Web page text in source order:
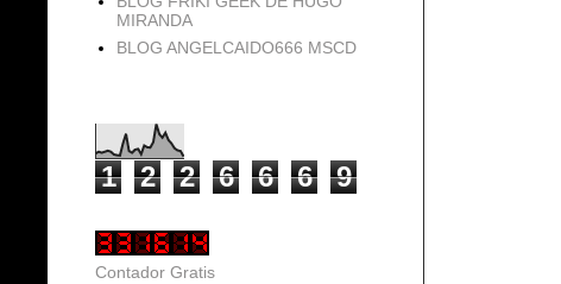
MIRANDA
BLOG ANGELCAIDO666 MSCD
1 2 2 6 6 6 9
Contador Gratis